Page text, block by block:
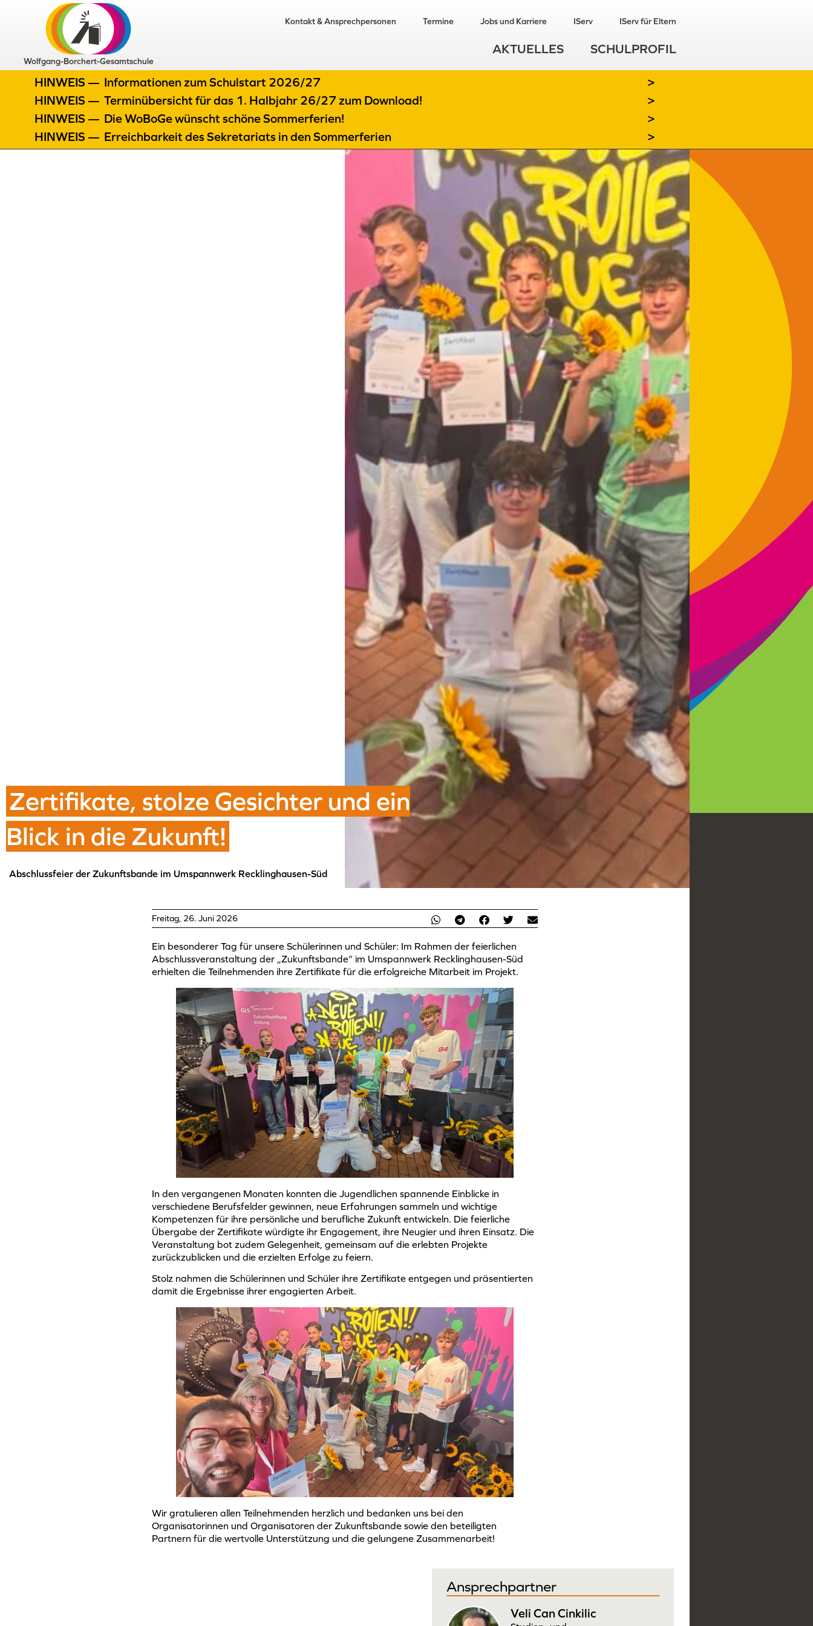
Wolfgang-Borchert-Gesamtschule
Kontakt & Ansprechpersonen Termine Jobs und Karriere IServ IServ für Eltern
AKTUELLES SCHULPROFIL
HINWEIS — Informationen zum Schulstart 2026/27
>
HINWEIS — Terminübersicht für das 1. Halbjahr 26/27 zum Download!
>
HINWEIS — Die WoBoGe wünscht schöne Sommerferien!
>
HINWEIS — Erreichbarkeit des Sekretariats in den Sommerferien >
Zertifikate, stolze Gesichter und ein
Blick in die Zukunft!
Abschlussfeier der Zukunftsbande im Umspannwerk Recklinghausen-Süd
Freitag, 26. Juni 2026
Ein besonderer Tag für unsere Schülerinnen und Schüler: Im Rahmen der feierlichen
Abschlussveranstaltung der „Zukunftsbande“ im Umspannwerk Recklinghausen-Süd
erhielten die Teilnehmenden ihre Zertifikate für die erfolgreiche Mitarbeit im Projekt.
In den vergangenen Monaten konnten die Jugendlichen spannende Einblicke in
verschiedene Berufsfelder gewinnen, neue Erfahrungen sammeln und wichtige
Kompetenzen für ihre persönliche und berufliche Zukunft entwickeln. Die feierliche
Übergabe der Zertifikate würdigte ihr Engagement, ihre Neugier und ihren Einsatz. Die
Veranstaltung bot zudem Gelegenheit, gemeinsam auf die erlebten Projekte
zurückzublicken und die erzielten Erfolge zu feiern.
Stolz nahmen die Schülerinnen und Schüler ihre Zertifikate entgegen und präsentierten
damit die Ergebnisse ihrer engagierten Arbeit.
Wir gratulieren allen Teilnehmenden herzlich und bedanken uns bei den
Organisatorinnen und Organisatoren der Zukunftsbande sowie den beteiligten
Partnern für die wertvolle Unterstützung und die gelungene Zusammenarbeit!
Ansprechpartner
Veli Can Cinkilic